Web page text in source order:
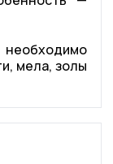
необходимо
мела, золы